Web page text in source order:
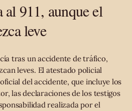
al 911, aunque el
leve
tras un accidente de tráfico,
leves. El atestado policial
del accidente, que incluye los
las declaraciones de los testigos
realizada por el